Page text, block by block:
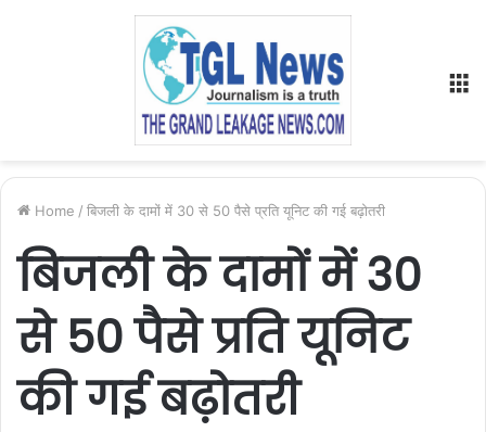
Home / बिजली के दामों में 30 से 50 पैसे प्रति यूनिट की गई बढ़ोतरी
बिजली के दामों में 30
से 50 पैसे प्रति यूनिट
की गई बढ़ोतरी